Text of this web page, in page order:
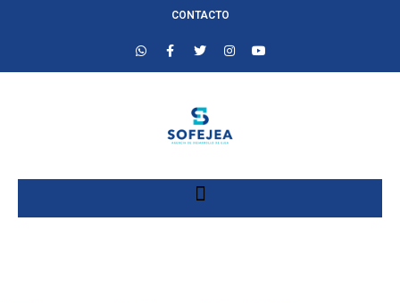
CONTACTO